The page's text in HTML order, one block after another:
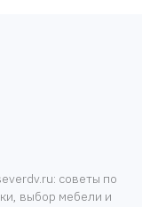
советы по
выбор мебели и